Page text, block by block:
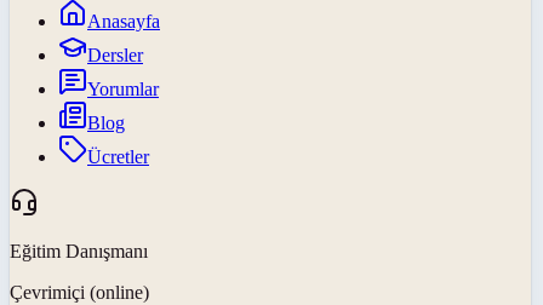
Anasayfa
Dersler
Yorumlar
Blog
Ücretler
Eğitim Danışmanı
Çevrimiçi (online)